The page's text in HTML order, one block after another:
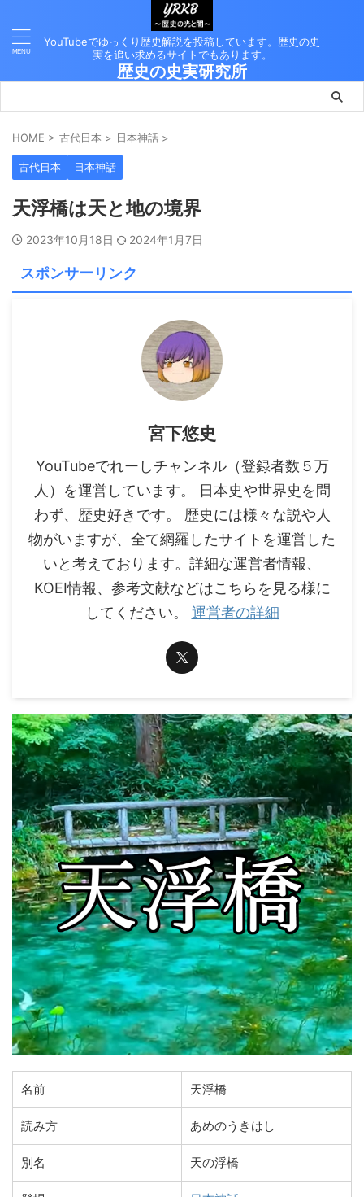
YouTubeでゆっくり歴史解説を投稿しています。歴史の史
実を追い求めるサイトでもあります。
歴史の史実研究所
HOME > 古代日本 > 日本神話 >
古代日本 日本神話
天浮橋は天と地の境界
2023年10月18日 2024年1月7日
スポンサーリンク
宮下悠史
YouTubeでれーしチャンネル（登録者数５万
人）を運営しています。 日本史や世界史を問
わず、歴史好きです。 歴史には様々な説や人
物がいますが、全て網羅したサイトを運営した
いと考えております。詳細な運営者情報、
KOEI情報、参考文献などはこちらを見る様に
してください。 運営者の詳細
名前 天浮橋
読み方 あめのうきはし
別名 天の浮橋